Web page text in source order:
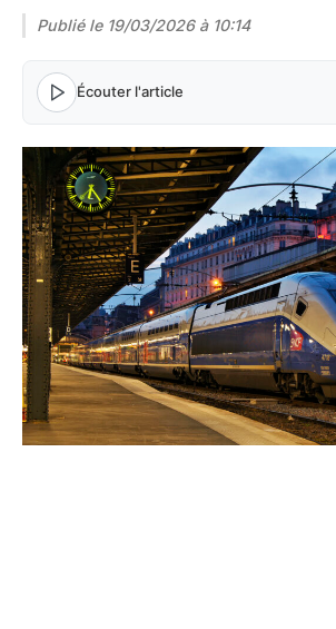
Publié le 19/03/2026 à 10:14
Écouter l'article